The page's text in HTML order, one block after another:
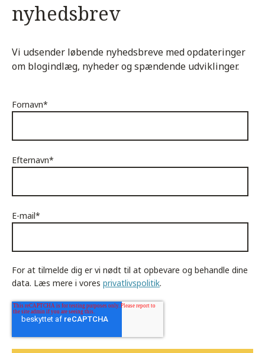
nyhedsbrev
Vi udsender løbende nyhedsbreve med opdateringer
om blogindlæg, nyheder og spændende udviklinger.
Fornavn*
Efternavn*
E-mail*
For at tilmelde dig er vi nødt til at opbevare og behandle dine
data. Læs mere i vores privatlivspolitik.